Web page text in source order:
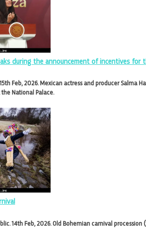
during the announcement of incentives for
15th Feb, 2026. Mexican actress and producer
National Palace.
14th Feb, 2026. Old Bohemian carnival